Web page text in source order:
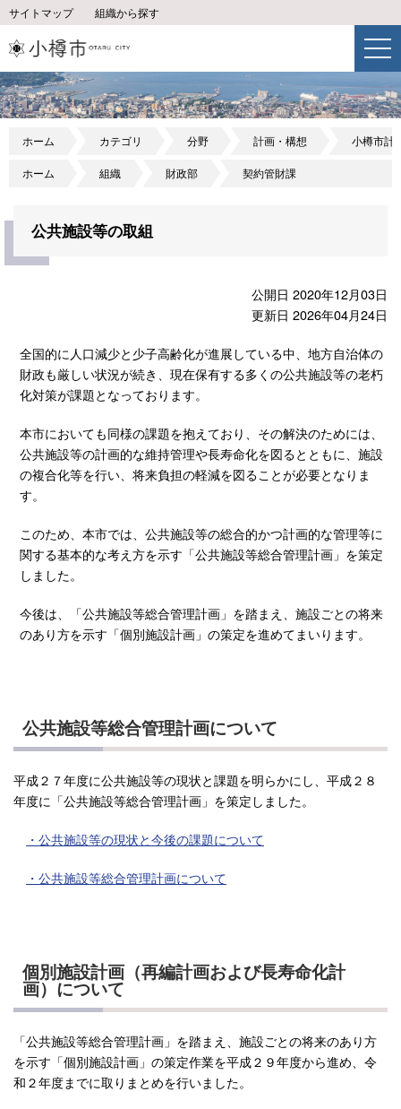
サイトマップ 組織から探す
ホーム カテゴリ 分野 計画・構想 小樽市計
ホーム 組織 財政部 契約管財課
公共施設等の取組
公開日 2020年12月03日
更新日 2026年04月24日
全国的に人口減少と少子高齢化が進展している中、地方自治体の
財政も厳しい状況が続き、現在保有する多くの公共施設等の老朽
化対策が課題となっております。
本市においても同様の課題を抱えており、その解決のためには、
公共施設等の計画的な維持管理や長寿命化を図るとともに、施設
の複合化等を行い、将来負担の軽減を図ることが必要となりま
す。
このため、本市では、公共施設等の総合的かつ計画的な管理等に
関する基本的な考え方を示す「公共施設等総合管理計画」を策定
しました。
今後は、「公共施設等総合管理計画」を踏まえ、施設ごとの将来
のあり方を示す「個別施設計画」の策定を進めてまいります。
公共施設等総合管理計画について
平成２７年度に公共施設等の現状と課題を明らかにし、平成２８
年度に「公共施設等総合管理計画」を策定しました。
・公共施設等の現状と今後の課題について
・公共施設等総合管理計画について
個別施設計画（再編計画および長寿命化計
画）について
「公共施設等総合管理計画」を踏まえ、施設ごとの将来のあり方
を示す「個別施設計画」の策定作業を平成２９年度から進め、令
和２年度までに取りまとめを行いました。